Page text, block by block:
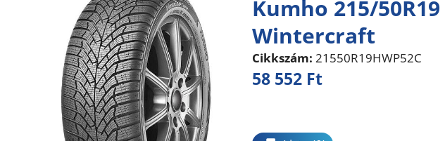
Kumho 215/50R19
Wintercraft
Cikkszám: 21550R19HWP52C
58 552 Ft